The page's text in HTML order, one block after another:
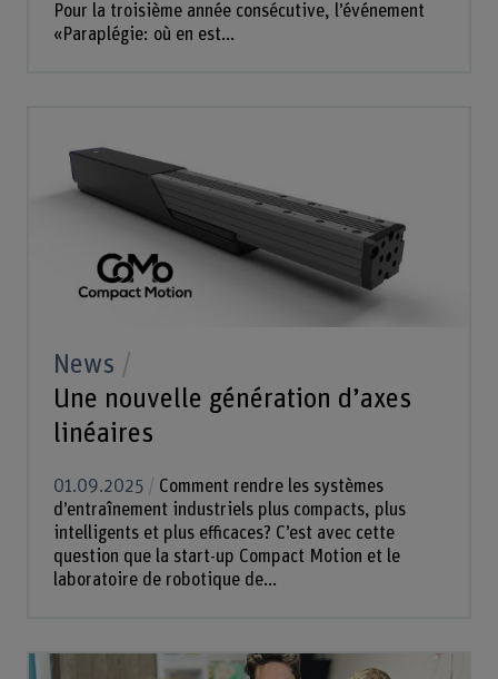
Pour la troisième année consécutive, l’événement
«Paraplégie: où en est...
News
Une nouvelle génération d’axes
linéaires
01.09.2025
Comment rendre les systèmes
d’entraînement industriels plus compacts, plus
intelligents et plus efficaces? C’est avec cette
question que la start-up Compact Motion et le
laboratoire de robotique de...